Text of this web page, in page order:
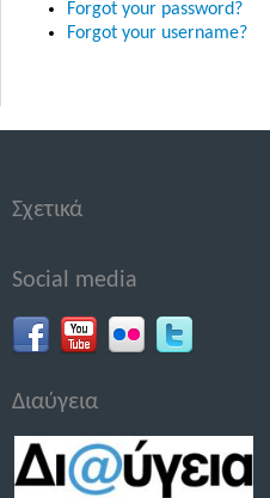
Forgot your password?
Forgot your username?
Σχετικά
Social media
Διαύγεια